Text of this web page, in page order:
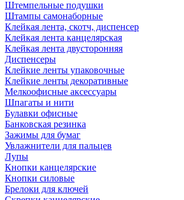
Штемпельные подушки
Штампы самонаборные
Клейкая лента, скотч, диспенсер
Клейкая лента канцелярская
Клейкая лента двусторонняя
Диспенсеры
Клейкие ленты упаковочные
Клейкие ленты декоративные
Мелкоофисные аксессуары
Шпагаты и нити
Булавки офисные
Банковская резинка
Зажимы для бумаг
Увлажнители для пальцев
Лупы
Кнопки канцелярские
Кнопки силовые
Брелоки для ключей